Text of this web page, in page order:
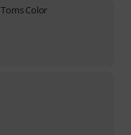
Color